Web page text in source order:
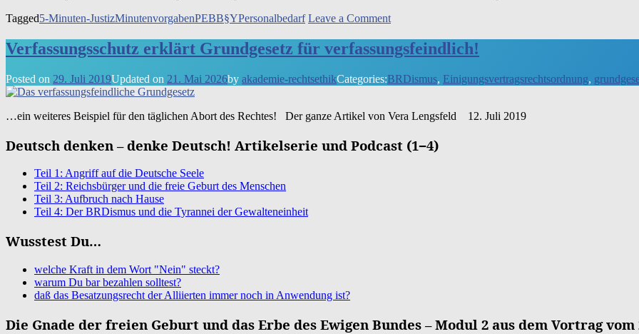
Tagged5-Minuten-JustizMinutenvorgabenPEBB§YPersonalbedarf Leave a Commenton
die
Dalli-
5-
Verfassungsschutz erklärt Grundgesetz für verfassungsfeindlich!
Posted on 29. Juli 2019Updated on 21. Mai 2026by akademie-rechtsethikCategories:BRDismus, Einigungsvertragsrechtsordnung,
…ein wei­te­res Bei­spiel für den täg­li­chen Abort des Rech­tes! Der gan­ze Arti­kel von Vera Lengs­feld 12. Juli 2019
Deutsch denken – denke Deutsch! Artikelserie und Podcast (1−4)
Teil 1: Angriff auf die Deutsche Seele
Teil 2: Reichsbürger und die freie Geburt des Menschen
Teil 3: Aufbruch nach Hause
Teil 4: Der BRDismus und die Tyrannei der Gewalteneinheit
Wusstest Du…
welche Kraft in dem Wort "Nein" steckt?
warum Du bar bezahlen solltest?
daß das Besatzungsrecht der Alliierten immer noch in Anwendung ist?
Die Gnade der freien Geburt und das Erbe des Ewigen Bundes – Modul 2 aus dem Vortrag vom